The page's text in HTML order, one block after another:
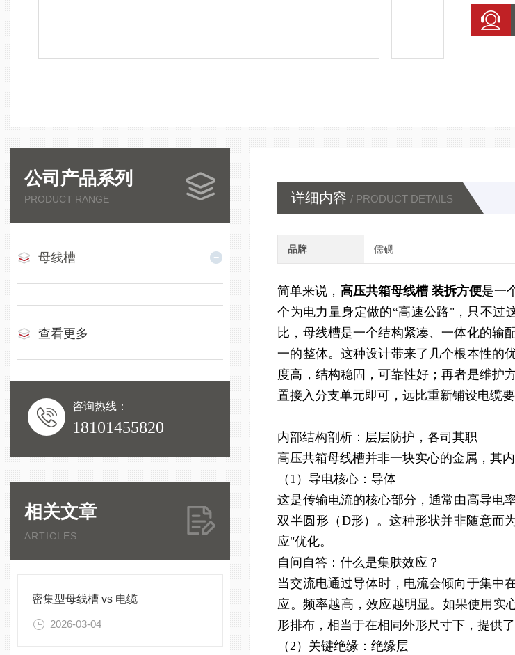
公司产品系列
PRODUCT RANGE
母线槽
查看更多
咨询热线：
18101455820
相关文章
ARTICLES
密集型母线槽 vs 电缆
2026-03-04
详细内容 / PRODUCT DETAILS
品牌 儒砚
简单来说， 高压共箱母线槽 装拆方便是一
个为电力量身定做的“高速公路"，只不过
比，母线槽是一个结构紧凑、一体化的输
一的整体。这种设计带来了几个根本性的
度高，结构稳固，可靠性好；再者是维护
置接入分支单元即可，远比重新铺设电缆要
内部结构剖析：层层防护，各司其职
高压共箱母线槽并非一块实心的金属，其
（1）导电核心：导体
这是传输电流的核心部分，通常由高导电
双半圆形（D形）。这种形状并非随意而
应"优化。
自问自答：什么是集肤效应？
当交流电通过导体时，电流会倾向于集中
应。频率越高，效应越明显。如果使用实
形排布，相当于在相同外形尺寸下，提供
（2）关键绝缘：绝缘层